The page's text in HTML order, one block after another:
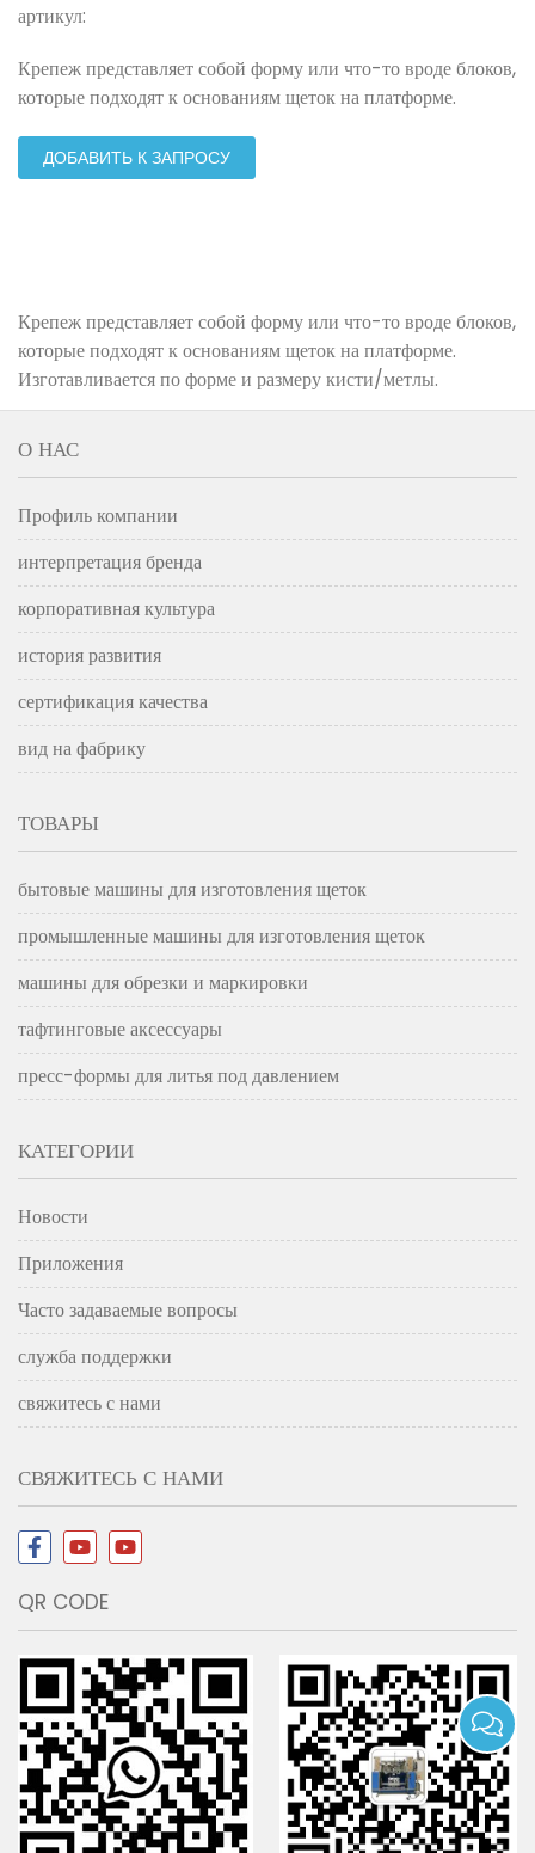
артикул:
Крепеж представляет собой форму или что-то вроде блоков,
которые подходят к основаниям щеток на платформе.
ДОБАВИТЬ К ЗАПРОСУ
Крепеж представляет собой форму или что-то вроде блоков,
которые подходят к основаниям щеток на платформе.
Изготавливается по форме и размеру кисти/метлы.
О НАС
Профиль компании
интерпретация бренда
корпоративная культура
история развития
сертификация качества
вид на фабрику
ТОВАРЫ
бытовые машины для изготовления щеток
промышленные машины для изготовления щеток
машины для обрезки и маркировки
тафтинговые аксессуары
пресс-формы для литья под давлением
КАТЕГОРИИ
Новости
Приложения
Часто задаваемые вопросы
служба поддержки
свяжитесь с нами
СВЯЖИТЕСЬ С НАМИ
QR CODE